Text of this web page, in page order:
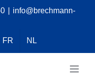
info@brechmann-
FR NL